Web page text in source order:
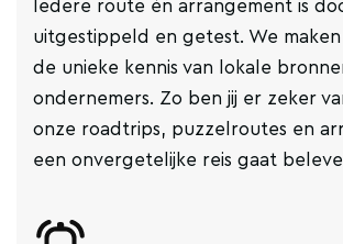
Iedere route én arrangement is
uitgestippeld en getest. We
de unieke kennis van lokale
ondernemers. Zo ben jij er zeker
onze roadtrips, puzzelroutes en
een onvergetelijke reis gaat